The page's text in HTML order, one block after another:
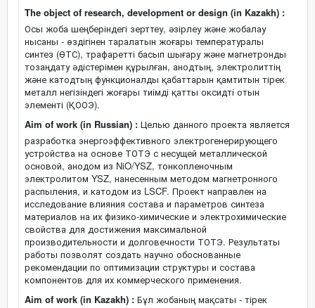
The object of research, development or design (in Kazakh) :
Осы жоба шеңберіндегі зерттеу, әзірлеу және жобалау
нысаны - өздігінен таралатын жоғары температуралы
синтез (ӨТС), трафаретті басып шығару және магнетронды
тозаңдату әдістерімен құрылған, анодтың, электролиттің
және катодтың функционалды қабаттарын қамтитын тірек
металл негізіндегі жоғары тиімді қатты оксидті отын
элементі (ҚООЭ).
Aim of work (in Russian) : Целью данного проекта является
разработка энергоэффективного электрогенерирующего
устройства на основе ТОТЭ с несущей металлической
основой, анодом из NiO/YSZ, тонкопленочным
электролитом YSZ, нанесенным методом магнетронного
распыления, и катодом из LSCF. Проект направлен на
исследование влияния состава и параметров синтеза
материалов на их физико-химические и электрохимические
свойства для достижения максимальной
производительности и долговечности ТОТЭ. Результаты
работы позволят создать научно обоснованные
рекомендации по оптимизации структуры и состава
компонентов для их коммерческого применения.
Aim of work (in Kazakh) : Бұл жобаның мақсаты - тірек